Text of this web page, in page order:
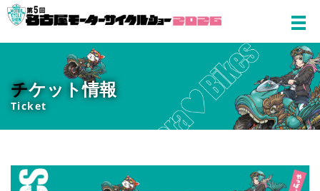
チケット情報
Ticket